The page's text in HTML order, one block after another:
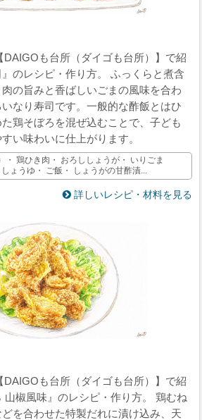
DAIGOも台所（ダイゴも台所）】で紹
のレシピ・作り方。 ふっくらと煮含
の旨みと香ばしいごまの風味を合わ
なり寿司です。一般的な酢飯とはひ
鶏そぼろを混ぜ込むことで、子ども
い味わいに仕上がります。
・ 鶏ひき肉・ おろししょうが・ いりごま
しょうゆ・ ご飯・ しょうがの甘酢漬...
詳しいレシピ・材料を見る
DAIGOも台所（ダイゴも台所）】で紹
山椒風味』のレシピ・作り方。 鶏むね
を合わせた特製だれに漬け込み、天